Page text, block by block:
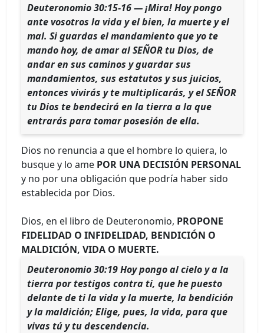
Deuteronomio 30:15-16 — ¡Mira! Hoy pongo
ante vosotros la vida y el bien, la muerte y el
mal. Si guardas el mandamiento que yo te
mando hoy, de amar al SEÑOR tu Dios, de
andar en sus caminos y guardar sus
mandamientos, sus estatutos y sus juicios,
entonces vivirás y te multiplicarás, y el SEÑOR
tu Dios te bendecirá en la tierra a la que
entrarás para tomar posesión de ella.
Dios no renuncia a que el hombre lo quiera, lo
busque y lo ame POR UNA DECISIÓN PERSONAL
y no por una obligación que podría haber sido
establecida por Dios.
Dios, en el libro de Deuteronomio, PROPONE
FIDELIDAD O INFIDELIDAD, BENDICIÓN O
MALDICIÓN, VIDA O MUERTE.
Deuteronomio 30:19 Hoy pongo al cielo y a la
tierra por testigos contra ti, que he puesto
delante de ti la vida y la muerte, la bendición
y la maldición; Elige, pues, la vida, para que
vivas tú y tu descendencia.